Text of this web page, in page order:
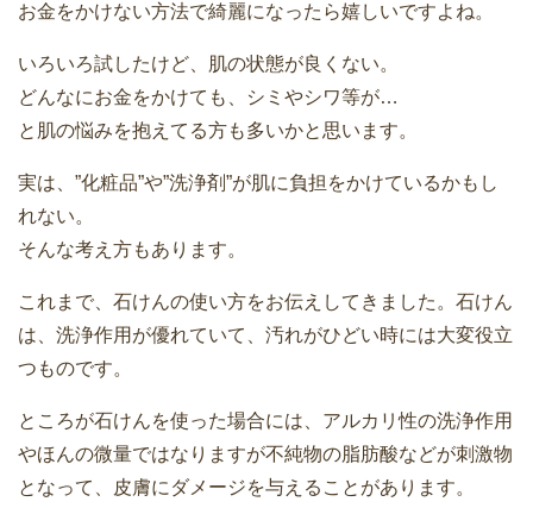
お金をかけない方法で綺麗になったら嬉しいですよね。
いろいろ試したけど、肌の状態が良くない。
どんなにお金をかけても、シミやシワ等が…
と肌の悩みを抱えてる方も多いかと思います。
実は、”化粧品”や”洗浄剤”が肌に負担をかけているかもし
れない。
そんな考え方もあります。
これまで、石けんの使い方をお伝えしてきました。石けん
は、洗浄作用が優れていて、汚れがひどい時には大変役立
つものです。
ところが石けんを使った場合には、アルカリ性の洗浄作用
やほんの微量ではなりますが不純物の脂肪酸などが刺激物
となって、皮膚にダメージを与えることがあります。